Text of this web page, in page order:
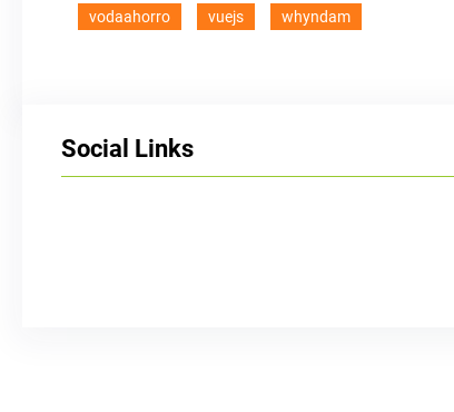
vodaahorro vuejs whyndam
Social Links